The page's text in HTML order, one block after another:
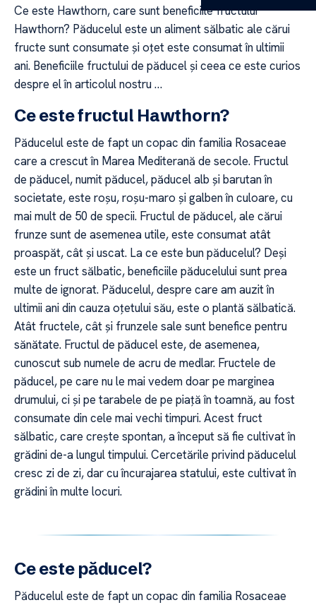
Ce este Hawthorn, care sunt beneficiile fructului
Hawthorn? Păducelul este un aliment sălbatic ale cărui
fructe sunt consumate și oțet este consumat în ultimii
ani. Beneficiile fructului de păducel și ceea ce este curios
despre el în articolul nostru …
Ce este fructul Hawthorn?
Păducelul este de fapt un copac din familia Rosaceae
care a crescut în Marea Mediterană de secole. Fructul
de păducel, numit păducel, păducel alb și barutan în
societate, este roșu, roșu-maro și galben în culoare, cu
mai mult de 50 de specii. Fructul de păducel, ale cărui
frunze sunt de asemenea utile, este consumat atât
proaspăt, cât și uscat. La ce este bun păducelul? Deși
este un fruct sălbatic, beneficiile păducelului sunt prea
multe de ignorat. Păducelul, despre care am auzit în
ultimii ani din cauza oțetului său, este o plantă sălbatică.
Atât fructele, cât și frunzele sale sunt benefice pentru
sănătate. Fructul de păducel este, de asemenea,
cunoscut sub numele de acru de medlar. Fructele de
păducel, pe care nu le mai vedem doar pe marginea
drumului, ci și pe tarabele de pe piață în toamnă, au fost
consumate din cele mai vechi timpuri. Acest fruct
sălbatic, care crește spontan, a început să fie cultivat în
grădini de-a lungul timpului. Cercetările privind păducelul
cresc zi de zi, dar cu încurajarea statului, este cultivat în
grădini în multe locuri.
Ce este păducel?
Păducelul este de fapt un copac din familia Rosaceae